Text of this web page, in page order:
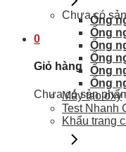
Chưa có
0
Giỏ hàng
Chưa có sản
Ống
Ống
Ống
Ống
Ống
Ống
Máy tạo oxy
Test Nhanh
Khẩu trang